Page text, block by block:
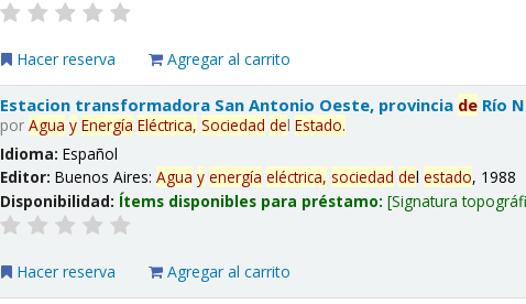
Hacer reserva Agregar al carrito
Estacion transformadora San Antonio Oeste, provincia de Río
porAgua y Energía Eléctrica, Sociedad delEstado.
Idioma:Español
Editor:Buenos Aires:Agua y energía eléctrica, sociedad delestado, 1988
Disponibilidad: Ítems disponibles para préstamo: Signatura
Hacer reserva Agregar al carrito